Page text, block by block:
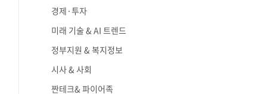
경제·투자
미래 기술 & AI 트렌드
정부지원 & 복지정보
시사 & 사회
짠테크& 파이어족